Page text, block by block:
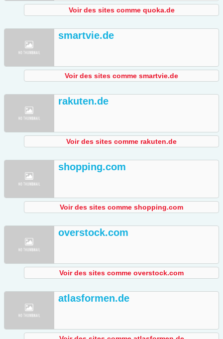
Voir des sites comme quoka.de
smartvie.de
Voir des sites comme smartvie.de
rakuten.de
Voir des sites comme rakuten.de
shopping.com
Voir des sites comme shopping.com
overstock.com
Voir des sites comme overstock.com
atlasformen.de